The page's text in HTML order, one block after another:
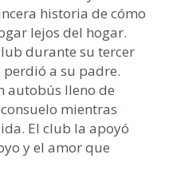
historia de cómo
lejos del hogar.
durante su tercer
a su padre.
autobús lleno de
mientras
El club la apoyó
y el amor que